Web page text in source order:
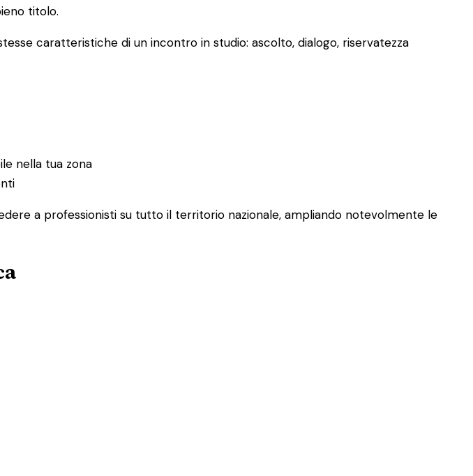
titolo.
caratteristiche di un incontro in studio: ascolto, dialogo, riservatezza
nella tua zona
a professionisti su tutto il territorio nazionale, ampliando notevolmente le